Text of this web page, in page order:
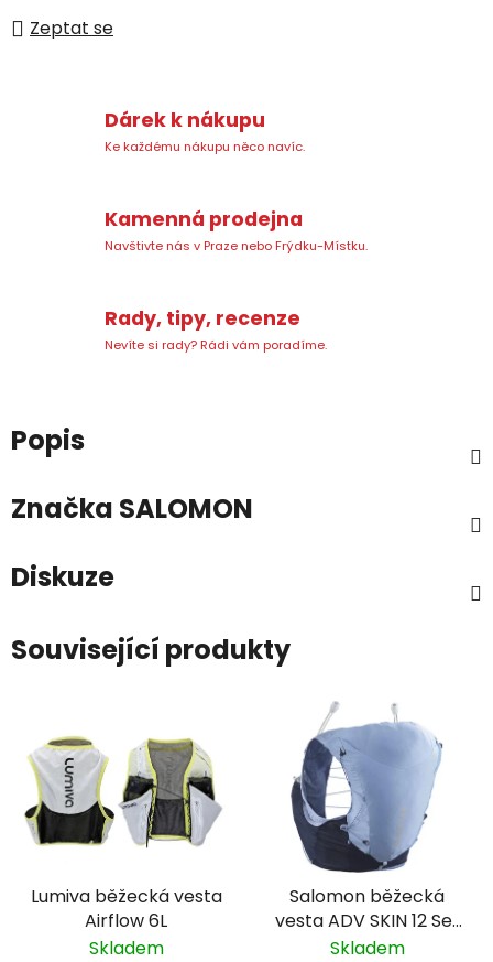
Zeptat se
Dárek k nákupu
Ke každému nákupu něco navíc.
Kamenná prodejna
Navštivte nás v Praze nebo Frýdku-Místku.
Rady, tipy, recenze
Nevíte si rady? Rádi vám poradíme.
Popis
Značka SALOMON
Diskuze
Související produkty
Lumiva běžecká vesta
Airflow 6L
Skladem
Salomon běžecká
vesta ADV SKIN 12 Set
-dámská - světle
Skladem